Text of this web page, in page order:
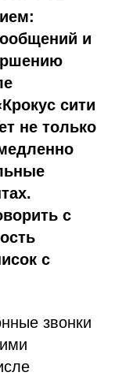
и
сити
не только
с
с
звонки